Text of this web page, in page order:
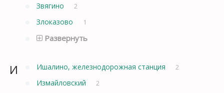
Звягино 2
Злоказово 1
Развернуть
И Ишалино, железнодорожная станция 2
Измайловский 2